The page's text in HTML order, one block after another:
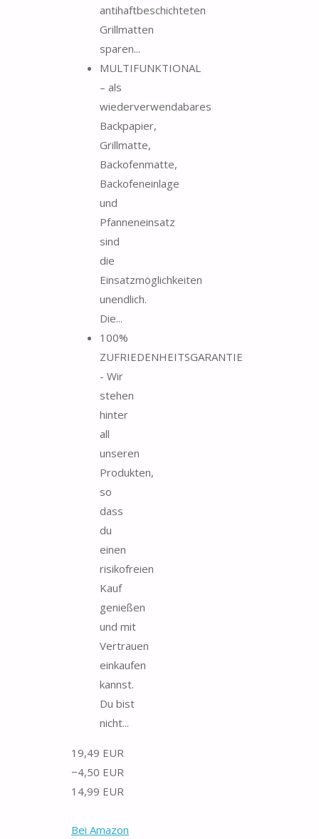
antihaftbeschichteten
Grillmatten
sparen...
MULTIFUNKTIONAL
– als
wiederverwendabares
Backpapier,
Grillmatte,
Backofenmatte,
Backofeneinlage
und
Pfanneneinsatz
sind
die
Einsatzmöglichkeiten
unendlich.
Die...
100%
ZUFRIEDENHEITSGARANTIE
- Wir
stehen
hinter
all
unseren
Produkten,
so
dass
du
einen
risikofreien
Kauf
genießen
und mit
Vertrauen
einkaufen
kannst.
Du bist
nicht...
19,49 EUR
−4,50 EUR
14,99 EUR
Bei Amazon